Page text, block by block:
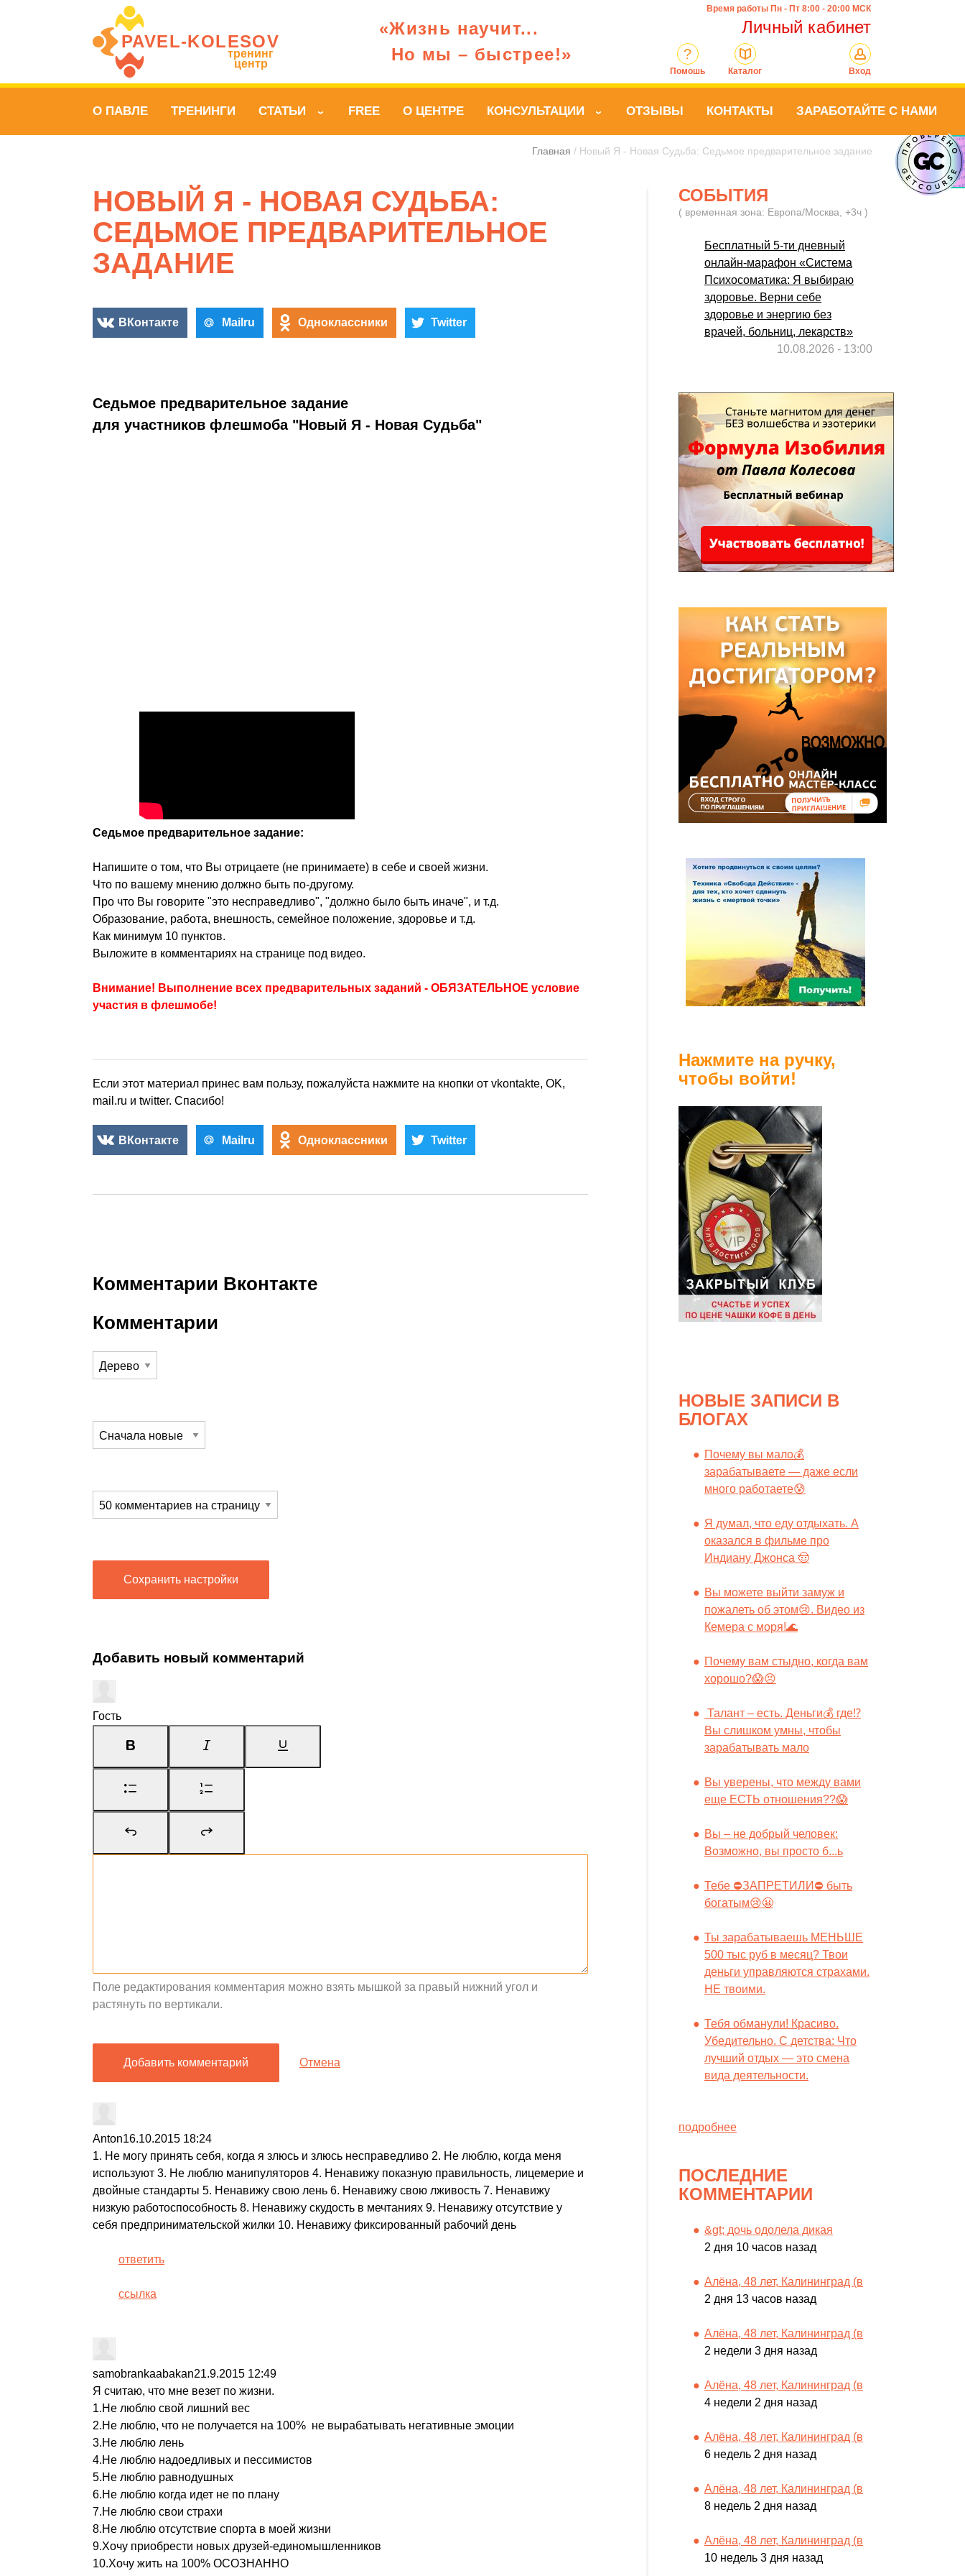
PAVEL‑KOLESOV
тренинг
центр
«Жизнь научит...
Но мы – быстрее!»
Время работы Пн - Пт 8:00 - 20:00 МСК
Личный кабинет
?
Помошь Каталог Вход
О ПАВЛЕ ТРЕНИНГИ СТАТЬИ › FREE О ЦЕНТРЕ КОНСУЛЬТАЦИИ › ОТЗЫВЫ КОНТАКТЫ ЗАРАБОТАЙТЕ С НАМИ
Главная / Новый Я - Новая Судьба: Седьмое предварительное задание
НОВЫЙ Я - НОВАЯ СУДЬБА:
СЕДЬМОЕ ПРЕДВАРИТЕЛЬНОЕ
ЗАДАНИЕ
ВКонтакте Mailru Одноклассники Twitter
Седьмое предварительное задание
для участников флешмоба "Новый Я - Новая Судьба"
Седьмое предварительное задание:
Напишите о том, что Вы отрицаете (не принимаете) в себе и своей жизни.
Что по вашему мнению должно быть по-другому.
Про что Вы говорите "это несправедливо", "должно было быть иначе", и т.д.
Образование, работа, внешность, семейное положение, здоровье и т.д.
Как минимум 10 пунктов.
Выложите в комментариях на странице под видео.
Внимание! Выполнение всех предварительных заданий - ОБЯЗАТЕЛЬНОЕ условие
участия в флешмобе!
Если этот материал принес вам пользу, пожалуйста нажмите на кнопки от vkontakte, OK,
mail.ru и twitter. Спасибо!
ВКонтакте Mailru Одноклассники Twitter
Комментарии Вконтакте
Комментарии
Сохранить настройки
Добавить новый комментарий
Гость
Поле редактирования комментария можно взять мышкой за правый нижний угол и
растянуть по вертикали.
Добавить комментарий Отмена
Anton16.10.2015 18:24
1. Не могу принять себя, когда я злюсь и злюсь несправедливо 2. Не люблю, когда меня
используют 3. Не люблю манипуляторов 4. Ненавижу показную правильность, лицемерие и
двойные стандарты 5. Ненавижу свою лень 6. Ненавижу свою лживость 7. Ненавижу
низкую работоспособность 8. Ненавижу скудость в мечтаниях 9. Ненавижу отсутствие у
себя предпринимательской жилки 10. Ненавижу фиксированный рабочий день
ответить
ссылка
samobrankaabakan21.9.2015 12:49
Я считаю, что мне везет по жизни.
1.Не люблю свой лишний вес
2.Не люблю, что не получается на 100% не вырабатывать негативные эмоции
3.Не люблю лень
4.Не люблю надоедливых и пессимистов
5.Не люблю равнодушных
6.Не люблю когда идет не по плану
7.Не люблю свои страхи
8.Не люблю отсутствие спорта в моей жизни
9.Хочу приобрести новых друзей-единомышленников
10.Хочу жить на 100% ОСОЗНАННО
СОБЫТИЯ
( временная зона: Европа/Москва, +3ч )
Бесплатный 5-ти дневный
онлайн-марафон «Система
Психосоматика: Я выбираю
здоровье. Верни себе
здоровье и энергию без
врачей, больниц, лекарств»
10.08.2026 - 13:00
Нажмите на ручку,
чтобы войти!
НОВЫЕ ЗАПИСИ В
БЛОГАХ
Почему вы мало💰
зарабатываете — даже если
много работаете😰
Я думал, что еду отдыхать. А
оказался в фильме про
Индиану Джонса 🤠
Вы можете выйти замуж и
пожалеть об этом😢. Видео из
Кемера с моря!🌊
Почему вам стыдно, когда вам
хорошо?😱😣
Талант – есть. Деньги💰 где⁉️
Вы слишком умны, чтобы
зарабатывать мало
Вы уверены, что между вами
еще ЕСТЬ отношения??😱
Вы – не добрый человек:
Возможно, вы просто б...ь
Тебе ⛔️ЗАПРЕТИЛИ⛔️ быть
богатым😢😬
Ты зарабатываешь МЕНЬШЕ
500 тыс руб в месяц? Твои
деньги управляются страхами.
НЕ твоими.
Тебя обманули! Красиво.
Убедительно. С детства: Что
лучший отдых — это смена
вида деятельности.
подробнее
ПОСЛЕДНИЕ
КОММЕНТАРИИ
&gt; дочь одолела дикая
2 дня 10 часов назад
Алёна, 48 лет, Калининград (в
2 дня 13 часов назад
Алёна, 48 лет, Калининград (в
2 недели 3 дня назад
Алёна, 48 лет, Калининград (в
4 недели 2 дня назад
Алёна, 48 лет, Калининград (в
6 недель 2 дня назад
Алёна, 48 лет, Калининград (в
8 недель 2 дня назад
Алёна, 48 лет, Калининград (в
10 недель 3 дня назад